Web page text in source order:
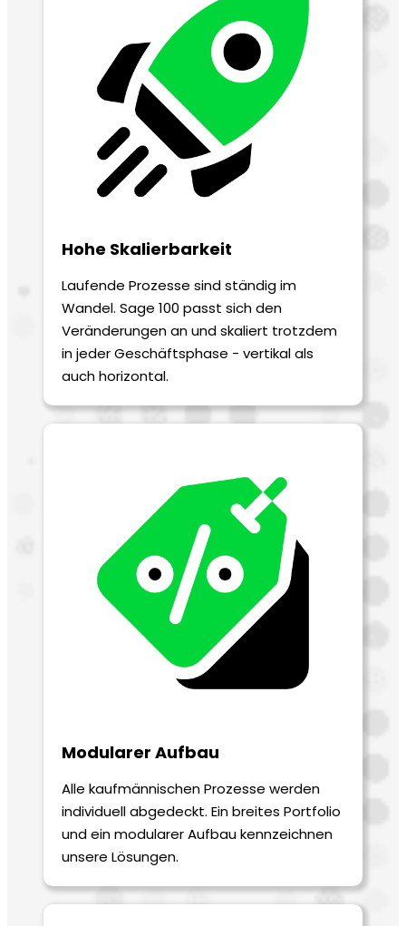
Hohe Skalierbarkeit
Laufende Prozesse sind ständig im
Wandel. Sage 100 passt sich den
Veränderungen an und skaliert trotzdem
in jeder Geschäftsphase - vertikal als
auch horizontal.
Modularer Aufbau
Alle kaufmännischen Prozesse werden
individuell abgedeckt. Ein breites Portfolio
und ein modularer Aufbau kennzeichnen
unsere Lösungen.